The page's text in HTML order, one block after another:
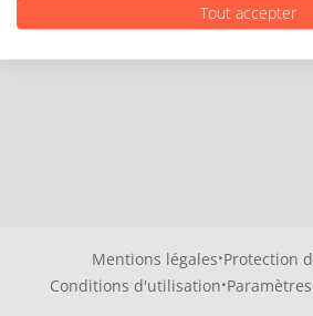
Mentions légales·Protection
Conditions d'utilisation·
Tout accepter